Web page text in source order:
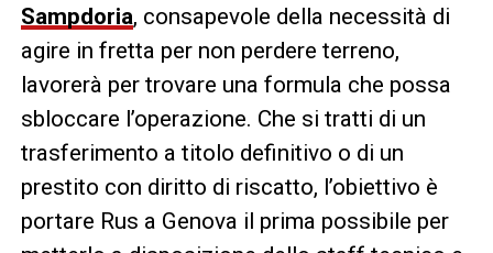
Sampdoria, consapevole della necessità di
agire in fretta per non perdere terreno,
lavorerà per trovare una formula che possa
sbloccare l’operazione. Che si tratti di un
trasferimento a titolo definitivo o di un
prestito con diritto di riscatto, l’obiettivo è
portare Rus a Genova il prima possibile per